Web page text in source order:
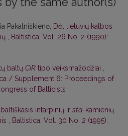
Pakalniškienė, Dėl lietuvių kalbos
, Baltistica: Vol. 26 No. 2 (1990):
baltų CiR tipo veiksmažodžiai ,
/ Supplement 6: Proceedings of
of Balticists
intarpinių ir sta-kamienių
, Baltistica: Vol. 30 No. 2 (1995):